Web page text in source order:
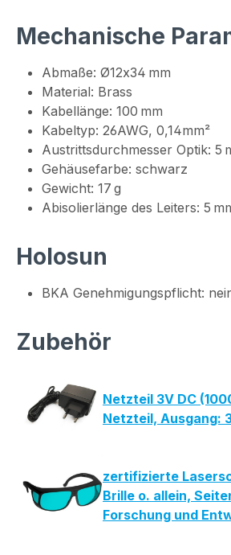
Mechanische
Abmaße: Ø12x34 mm
Material: Brass
Kabellänge: 100 mm
Kabeltyp: 26AWG, 0,14mm²
Austrittsdurchmesser Optik: 5
Gehäusefarbe: schwarz
Gewicht: 17 g
Abisolierlänge des Leiters: 5
Holosun
BKA Genehmigungspflicht:
Zubehör
Netzteil 3V DC
Netzteil, Ausgang:
zertifizierte
Brille o. allein,
Forschung und